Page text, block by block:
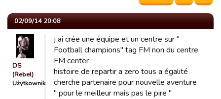
02/09/14 20:08
DS
(Rebel)
Użytkownik
j ai crée une équipe et un centre sur "
Football champions" tag FM non du centre
FM center
histoire de repartir a zero tous a égalité
cherche partenaire pour nouvelle aventure
" pour le meilleur mais pas le pire "